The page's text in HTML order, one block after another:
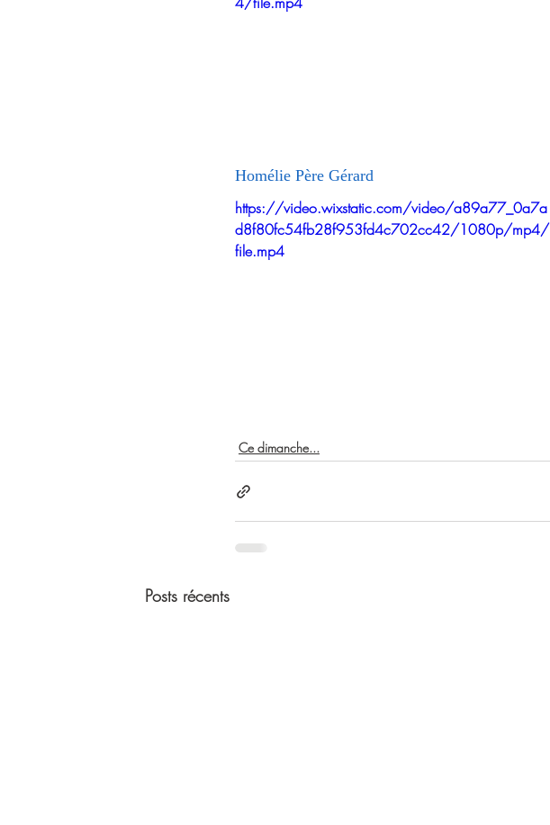
Homélie Père Gérard
https://video.wixstatic.com/video/a89a77_0a7a
d8f80fc54fb28f953fd4c702cc42/1080p/mp4/
file.mp4
Ce dimanche...
Posts récents